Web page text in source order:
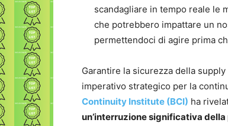
scandagliare in tempo reale le
che potrebbero impattare un
permettendoci di agire prima
Garantire la sicurezza della
imperativo strategico per la
Continuity Institute (BCI) ha
un’interruzione significativa